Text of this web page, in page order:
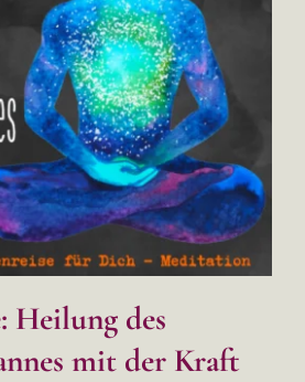
Heilung des
mit der Kraft